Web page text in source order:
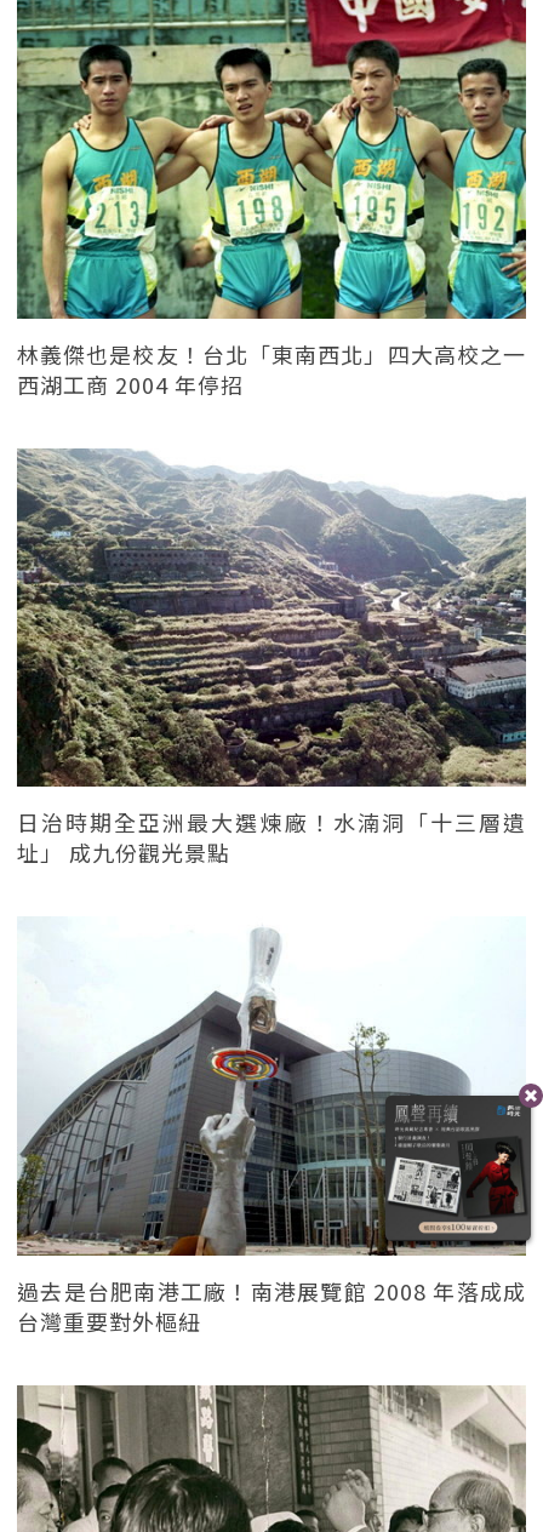
林義傑也是校友！台北「東南西北」四大高校之一
西湖工商 2004 年停招
日治時期全亞洲最大選煉廠！水湳洞「十三層遺
址」 成九份觀光景點
過去是台肥南港工廠！南港展覽館 2008 年落成成
台灣重要對外樞紐